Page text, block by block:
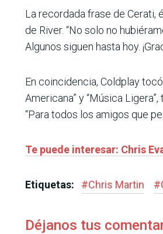
La recordada frase de Cerati,
de River. “No solo no
Algunos siguen hasta hoy.
En coincidencia, Coldplay
Americana” y “Música
“Para todos los amigos que
Te puede interesar: Chris
Etiquetas: #Chris Martin #
Déjanos tus